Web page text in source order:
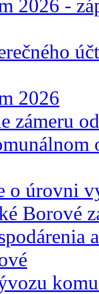
2026 -
2026
zámeru
o úrovni
Borové